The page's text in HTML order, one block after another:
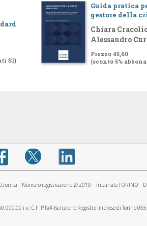
SI)
Guida pratica
gestore della
Chiara
Alessandro
Prezzo 45,60
(sconto 5%
- Numero registrazione 2/2010 - Tribunale TORINO
i.v. C.F. P.IVA Iscrizione Registro Imprese di Torino